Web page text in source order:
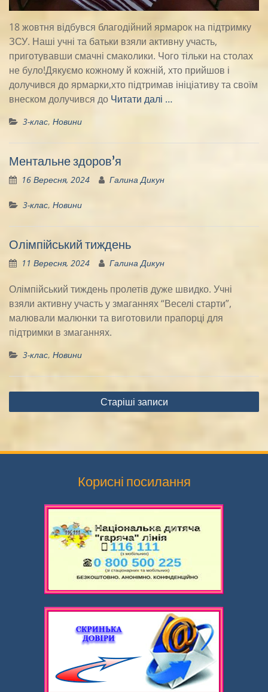
18 жовтня відбувся благодійний ярмарок на підтримку
ЗСУ. Наші учні та батьки взяли активну участь,
приготувавши смачні смаколики. Чого тільки на столах
не було!Дякуємо кожному й кожній, хто прийшов і
долучився до ярмарки,хто підтримав ініціативу та своїм
внеском долучився до Читати далі …
3-клас, Новини
Ментальне здоров’я
16 Вересня, 2024 Галина Дикун
3-клас, Новини
Олімпійський тиждень
11 Вересня, 2024 Галина Дикун
Олімпійський тиждень пролетів дуже швидко. Учні
взяли активну участь у змаганнях “Веселі старти”,
малювали малюнки та виготовили прапорці для
підтримки в змаганнях.
3-клас, Новини
Навігація
за
Старіші записи
Корисні посилання